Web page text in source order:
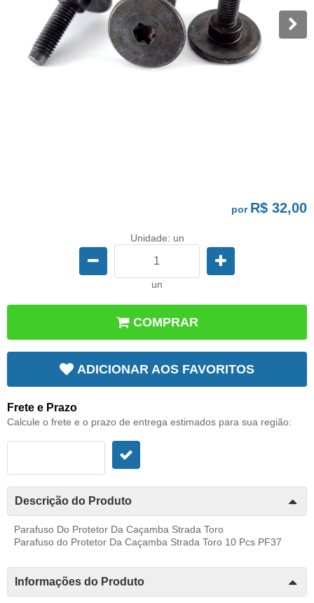
por R$ 32,00
Unidade: un
un
COMPRAR
ADICIONAR AOS FAVORITOS
Frete e Prazo
Calcule o frete e o prazo de entrega estimados para sua região:
Descrição do Produto
Parafuso Do Protetor Da Caçamba Strada Toro
Parafuso do Protetor Da Caçamba Strada Toro 10 Pcs PF37
Informações do Produto